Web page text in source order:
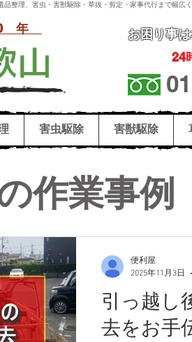
整理、害虫・害獣駆除・草抜・剪定・家事代行まで幅広
年
24
お困り事
害虫駆除 害獣駆除
引っ越し
去をお手
便利屋
2025年11月3日
作業事例